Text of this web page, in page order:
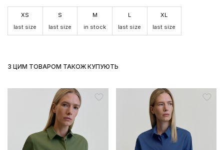
XS
last size
S
last size
M
in stock
L
last size
XL
last size
З ЦИМ ТОВАРОМ ТАКОЖ КУПУЮТЬ